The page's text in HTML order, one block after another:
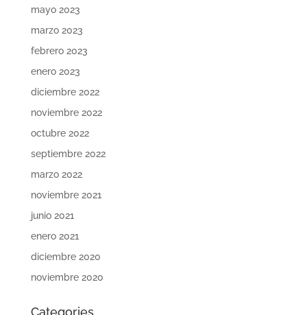
mayo 2023
marzo 2023
febrero 2023
enero 2023
diciembre 2022
noviembre 2022
octubre 2022
septiembre 2022
marzo 2022
noviembre 2021
junio 2021
enero 2021
diciembre 2020
noviembre 2020
Categories